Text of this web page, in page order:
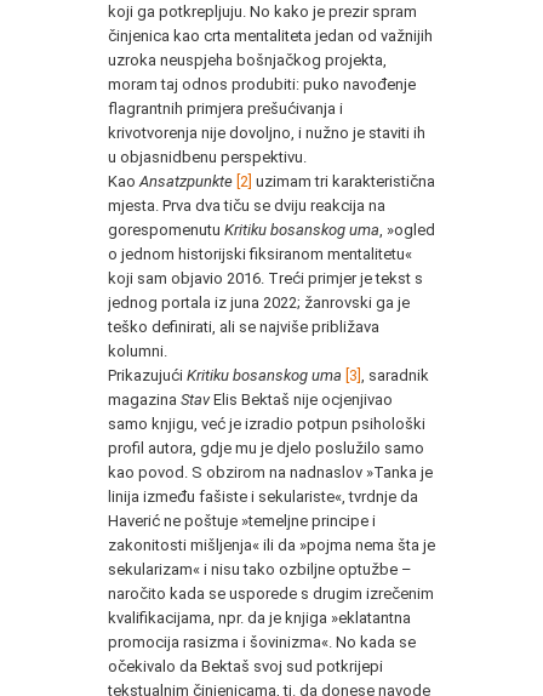
koji ga potkrepljuju. No kako je prezir spram
činjenica kao crta mentaliteta jedan od važnijih
uzroka neuspjeha bošnjačkog projekta,
moram taj odnos produbiti: puko navođenje
flagrantnih primjera prešućivanja i
krivotvorenja nije dovoljno, i nužno je staviti ih
u objasnidbenu perspektivu.
Kao Ansatzpunkte [2] uzimam tri karakteristična
mjesta. Prva dva tiču se dviju reakcija na
gorespomenutu Kritiku bosanskog uma , »ogled
o jednom historijski fiksiranom mentalitetu«
koji sam objavio 2016. Treći primjer je tekst s
jednog portala iz juna 2022; žanrovski ga je
teško definirati, ali se najviše približava
kolumni.
Prikazujući Kritiku bosanskog uma 3]
, saradnik
magazina StavElis Bektaš nije ocjenjivao
samo knjigu, već je izradio potpun psihološki
profil autora, gdje mu je djelo poslužilo samo
kao povod. S obzirom na nadnaslov »Tanka je
linija između fašiste i sekulariste«, tvrdnje da
Haverić ne poštuje »temeljne principe i
zakonitosti mišljenja« ili da »pojma nema šta je
sekularizam« i nisu tako ozbiljne optužbe –
naročito kada se usporede s drugim izrečenim
kvalifikacijama, npr. da je knjiga »eklatantna
promocija rasizma i šovinizma«. No kada se
očekivalo da Bektaš svoj sud potkrijepi
tekstualnim činjenicama, tj. da donese navode